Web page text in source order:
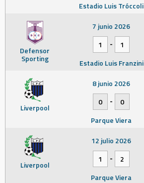
Estadio Luis Tróccoli
Defensor
Sporting
7 junio 2026
1
-
1
Estadio Luis Franzini
Liverpool
8 junio 2026
0
-
0
Parque Viera
Liverpool
12 julio 2026
1
-
2
Parque Viera